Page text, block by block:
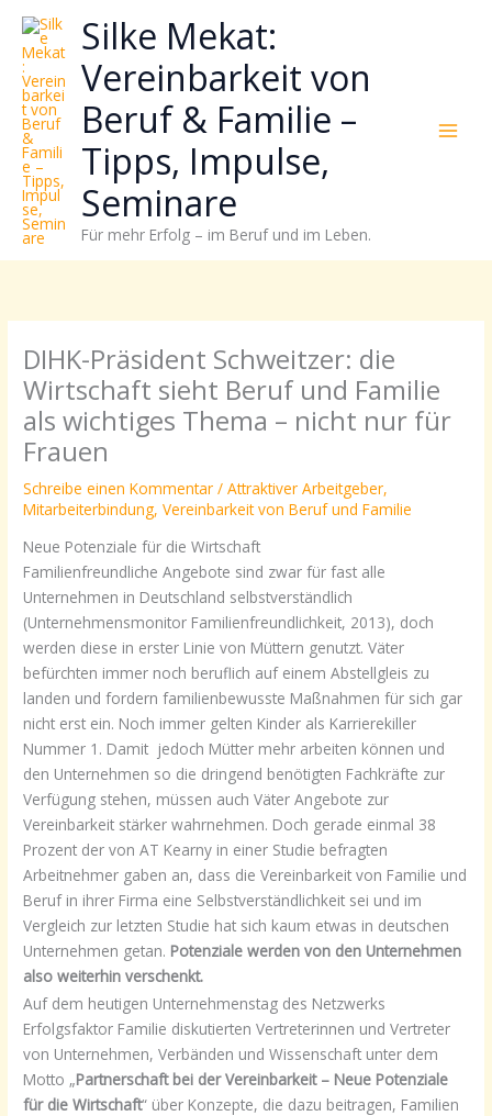
Zum
Inhalt
springen
Silke Mekat:
Vereinbarkeit von
Beruf & Familie –
Tipps, Impulse,
Seminare
Für mehr Erfolg – im Beruf und im Leben.
DIHK-Präsident Schweitzer: die
Wirtschaft sieht Beruf und Familie
als wichtiges Thema – nicht nur für
Frauen
Schreibe einen Kommentar /Attraktiver Arbeitgeber,
Mitarbeiterbindung,Vereinbarkeit von Beruf und Familie
Neue Potenziale für die Wirtschaft
Familienfreundliche Angebote sind zwar für fast alle
Unternehmen in Deutschland selbstverständlich
(Unternehmensmonitor Familienfreundlichkeit, 2013), doch
werden diese in erster Linie von Müttern genutzt. Väter
befürchten immer noch beruflich auf einem Abstellgleis zu
landen und fordern familienbewusste Maßnahmen für sich gar
nicht erst ein. Noch immer gelten Kinder als Karrierekiller
Nummer 1. Damit jedoch Mütter mehr arbeiten können und
den Unternehmen so die dringend benötigten Fachkräfte zur
Verfügung stehen, müssen auch Väter Angebote zur
Vereinbarkeit stärker wahrnehmen. Doch gerade einmal 38
Prozent der von AT Kearny in einer Studie befragten
Arbeitnehmer gaben an, dass die Vereinbarkeit von Familie und
Beruf in ihrer Firma eine Selbstverständlichkeit sei und im
Vergleich zur letzten Studie hat sich kaum etwas in deutschen
Unternehmen getan. Potenziale werden von den Unternehmen
also weiterhin verschenkt.
Auf dem heutigen Unternehmenstag des Netzwerks
Erfolgsfaktor Familie diskutierten Vertreterinnen und Vertreter
von Unternehmen, Verbänden und Wissenschaft unter dem
Motto „Partnerschaft bei der Vereinbarkeit – Neue Potenziale
für die Wirtschaft“ über Konzepte, die dazu beitragen, Familien
wie
sich
Stress
reduzieren
Energie
gezielter
einsetzen
lässt?
Einfach